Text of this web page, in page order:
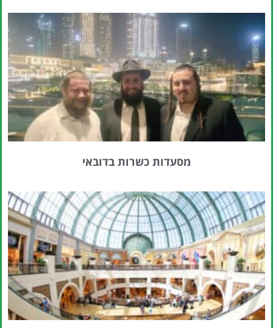
מסעדות כשרות בדובאי